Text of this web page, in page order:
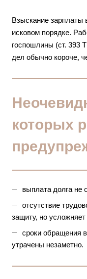
Взыскание зарплаты
исковом порядке.
госпошлины (ст. 393
дел обычно короче,
которых
выплата долга не
отсутствие
защиту, но
сроки обращения
утрачены незаметно.